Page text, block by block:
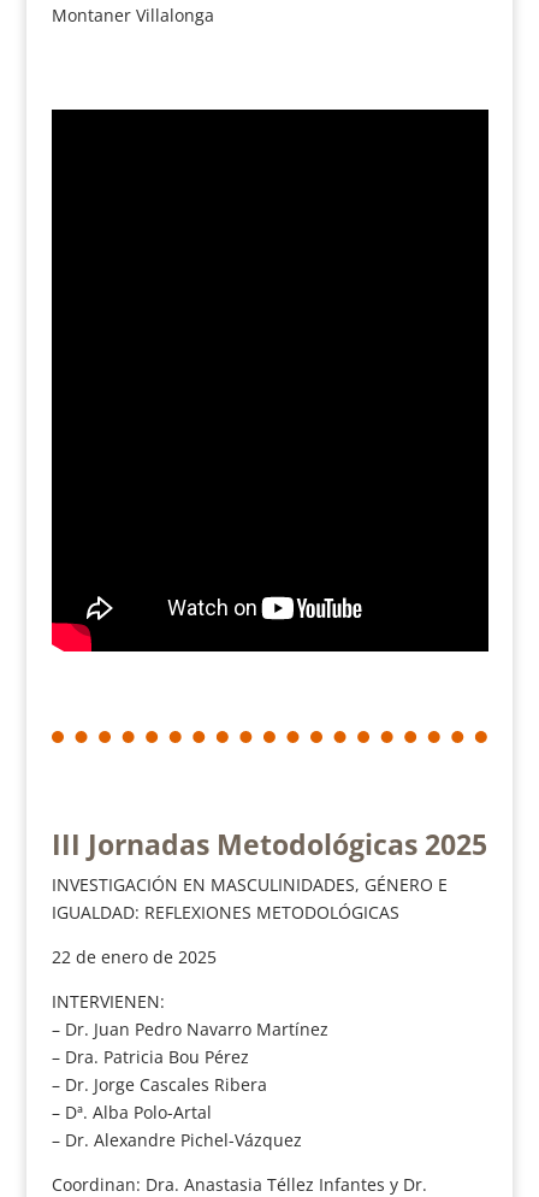
Montaner Villalonga
III Jornadas Metodológicas 2025
INVESTIGACIÓN EN MASCULINIDADES, GÉNERO E
IGUALDAD: REFLEXIONES METODOLÓGICAS
22 de enero de 2025
INTERVIENEN:
– Dr. Juan Pedro Navarro Martínez
– Dra. Patricia Bou Pérez
– Dr. Jorge Cascales Ribera
– Dª. Alba Polo-Artal
– Dr. Alexandre Pichel-Vázquez
Coordinan: Dra. Anastasia Téllez Infantes y Dr.